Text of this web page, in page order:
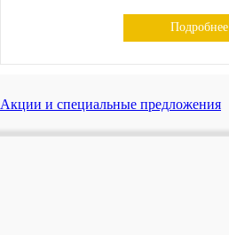
Подробнее
Акции и специальные предложения